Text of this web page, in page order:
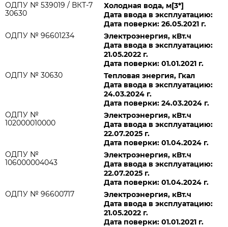
ОДПУ № 539019 / ВКТ-7
30630
Холодная вода, м[3*]
Дата ввода в эксплуатацию:
Дата поверки: 26.05.2021 г.
ОДПУ № 96601234
Электроэнергия, кВт.ч
Дата ввода в эксплуатацию:
21.05.2022 г.
Дата поверки: 01.01.2021 г.
ОДПУ № 30630
Тепловая энергия, Гкал
Дата ввода в эксплуатацию:
24.03.2024 г.
Дата поверки: 24.03.2024 г.
ОДПУ №
102000010000
Электроэнергия, кВт.ч
Дата ввода в эксплуатацию:
22.07.2025 г.
Дата поверки: 01.04.2024 г.
ОДПУ №
106000004043
Электроэнергия, кВт.ч
Дата ввода в эксплуатацию:
22.07.2025 г.
Дата поверки: 01.04.2024 г.
ОДПУ № 96600717
Электроэнергия, кВт.ч
Дата ввода в эксплуатацию:
21.05.2022 г.
Дата поверки: 01.01.2021 г.